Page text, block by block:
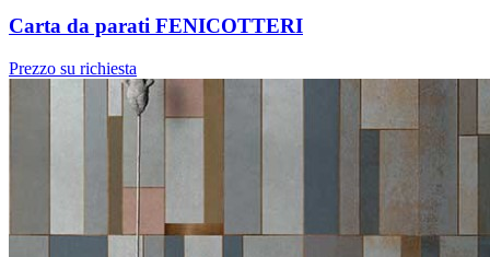
Carta da parati FENICOTTERI
Prezzo su richiesta